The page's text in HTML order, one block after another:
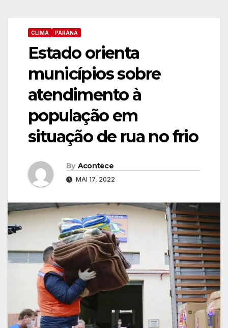
CLIMA PARANÁ
Estado orienta
municípios sobre
atendimento à
população em
situação de rua no frio
By Acontece
MAI 17, 2022